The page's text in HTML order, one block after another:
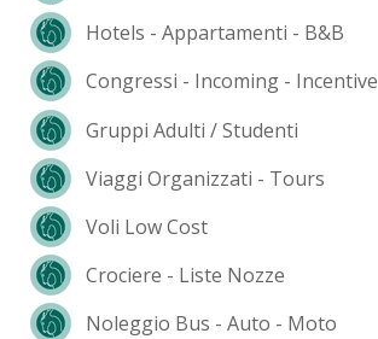
Hotels - Appartamenti - B&B
Congressi - Incoming - Incentive
Gruppi Adulti / Studenti
Viaggi Organizzati - Tours
Voli Low Cost
Crociere - Liste Nozze
Noleggio Bus - Auto - Moto